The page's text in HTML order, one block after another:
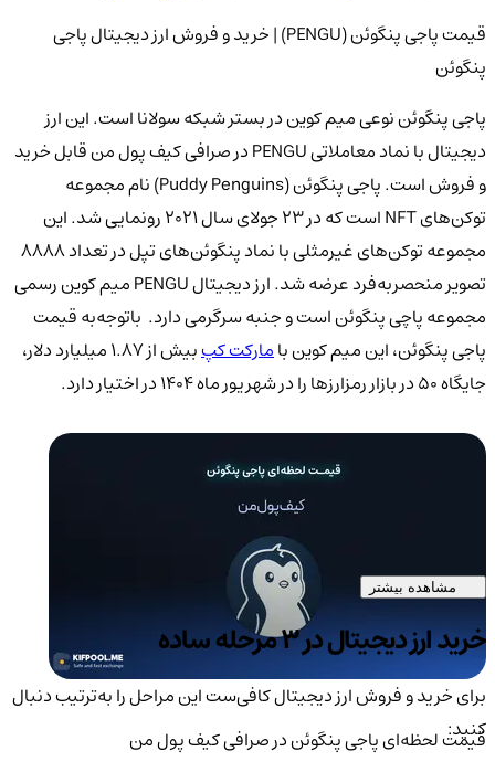
قیمت پاجی پنگوئن (PENGU) | خرید و فروش ارز دیجیتال پاجی
پنگوئن
پاجی پنگوئن نوعی میم کوین در بستر شبکه سولانا است. این ارز
دیجیتال با نماد معاملاتی PENGU در صرافی کیف پول من قابل خرید
و فروش است. پاجی پنگوئن (Puddy Penguins) نام مجموعه
توکن‌های NFT است که در ۲۳ جولای سال ۲۰۲۱ رونمایی شد. این
مجموعه توکن‌های غیرمثلی با نماد پنگوئن‌های تپل در تعداد ۸۸۸۸
تصویر منحصربه‌فرد عرضه شد. ارز دیجیتال PENGU میم کوین رسمی
مجموعه پاچی پنگوئن است و جنبه سرگرمی دارد. باتوجه‌به قیمت
پاجی پنگوئن، این میم کوین بامارکت کپ
بیش از ۱.۸۷ میلیارد دلار،
جایگاه ۵۰ در بازار رمزارزها را در شهریور ماه ۱۴۰۴ در اختیار دارد.
قیمت لحظه‌ای پاجی پنگوئن در صرافی کیف پول من
مشاهده بیشتر
خرید ارز دیجیتال در 3 مرحله ساده
برای خرید و فروش ارز دیجیتال کافی‌ست این مراحل را به‌ترتیب دنبال
کنید: